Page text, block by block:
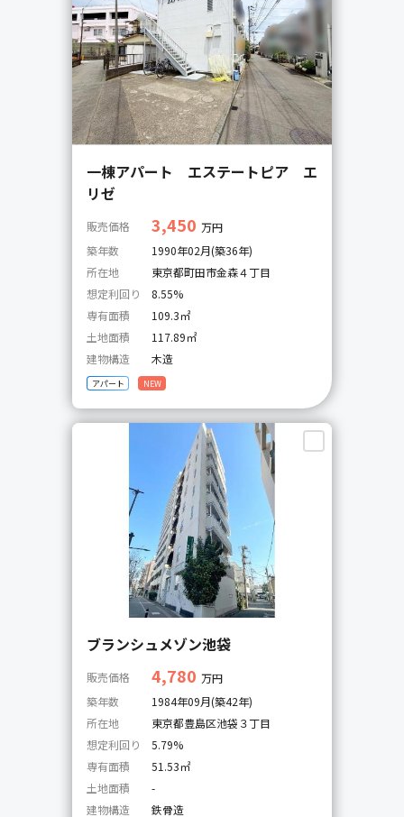
一棟アパート エステートピア エ
リゼ
販売価格 3,450 万円
築年数
1990年02月(築36年)
所在地
東京都町田市金森４丁目
想定利回り
8.55%
専有面積
109.3㎡
土地面積
117.89㎡
建物構造
木造
アパート NEW
ブランシュメゾン池袋
販売価格 4,780 万円
築年数
1984年09月(築42年)
所在地
東京都豊島区池袋３丁目
想定利回り
5.79%
専有面積
51.53㎡
土地面積
-
建物構造
鉄骨造